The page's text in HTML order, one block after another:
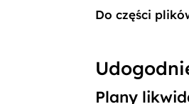
Do części
Plany